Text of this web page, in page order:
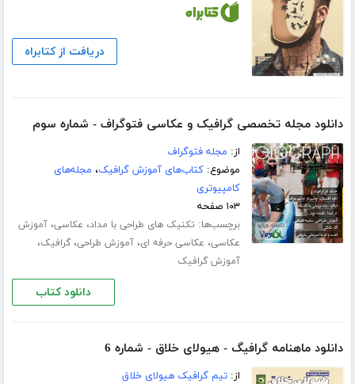
دریافت از کتابراه
دانلود مجله تخصصی گرافیک و عکاسی فتوگراف - شماره سوم
از: مجله فتوگراف
موضوع:کتاب‌های آموزش گرافیک، مجله‌های
کامپیوتری
۱۰۳ صفحه
برچسب‌ها: تکنیک های طراحی با مداد، عکاسی،آموزش
عکاسی، عکاسی حرفه ای،آموزش طراحی،گرافیک،
آموزش گرافیک
دانلود کتاب
دانلود ماهنامه گرافیگ - هیولای خلاق - شماره 6
از:تیم گرافیک هیولای خلاق